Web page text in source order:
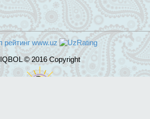
IQBOL © 2016 Copyright